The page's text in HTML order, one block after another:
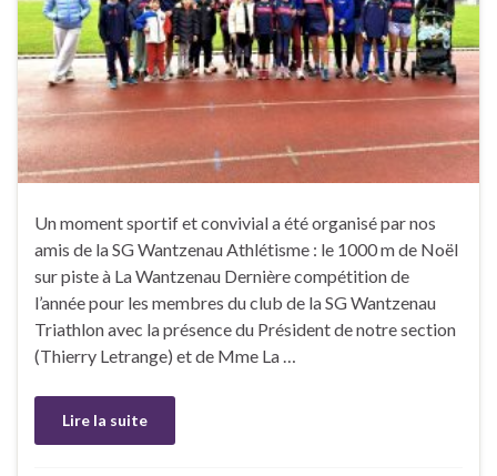
Un moment sportif et convivial a été organisé par nos
amis de la SG Wantzenau Athlétisme : le 1000 m de Noël
sur piste à La Wantzenau Dernière compétition de
l’année pour les membres du club de la SG Wantzenau
Triathlon avec la présence du Président de notre section
(Thierry Letrange) et de Mme La …
Lire la suite